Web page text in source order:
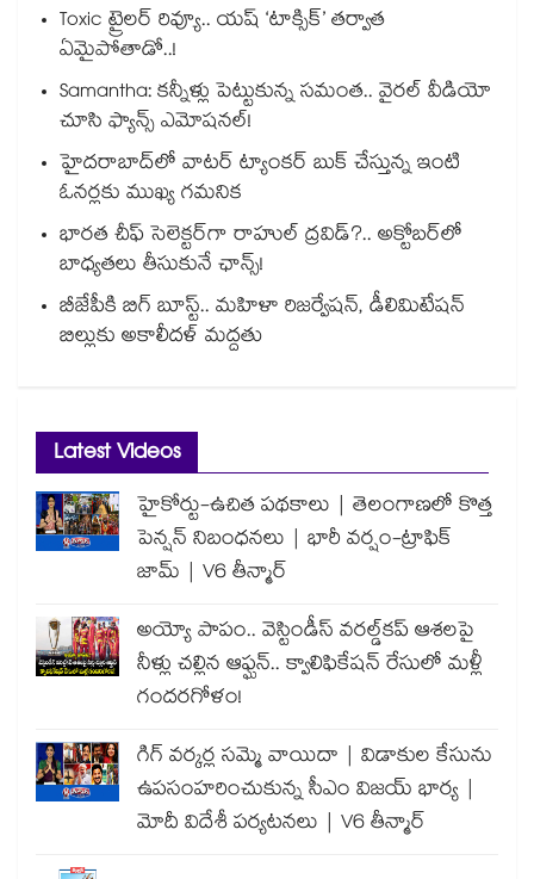
Toxic ట్రైలర్ రివ్యూ.. యష్ ‘టాక్సిక్’ తర్వాత
ఏమైపోతాడో..!
Samantha: కన్నీళ్లు పెట్టుకున్న సమంత.. వైరల్ వీడియో
చూసి ఫ్యాన్స్ ఎమోషనల్!
హైదరాబాద్⁪లో వాటర్ ట్యాంకర్ బుక్ చేస్తున్న ఇంటి
ఓనర్లకు ముఖ్య గమనిక
భారత చీఫ్ సెలెక్టర్⁬గా రాహుల్ ద్రవిడ్?.. అక్టోబర్‌లో
బాధ్యతలు తీసుకునే ఛాన్స్!
బీజేపీకి బిగ్ బూస్ట్.. మహిళా రిజర్వేషన్, డీలిమిటేషన్
బిల్లుకు అకాలీదళ్ మద్దతు
Latest Videos
హైకోర్టు-ఉచిత పథకాలు | తెలంగాణలో కొత్త
పెన్షన్ నిబంధనలు | భారీ వర్షం-ట్రాఫిక్
జామ్ | V6 తీన్మార్
అయ్యో పాపం.. వెస్టిండీస్ వరల్డ్‌కప్ ఆశలపై
నీళ్లు చల్లిన ఆఫ్ఘన్.. క్వాలిఫికేషన్ రేసులో మళ్లీ
గందరగోళం!
గిగ్ వర్కర్ల సమ్మె వాయిదా | విడాకుల కేసును
ఉపసంహరించుకున్న సీఎం విజయ్ భార్య |
మోదీ విదేశీ పర్యటనలు | V6 తీన్మార్